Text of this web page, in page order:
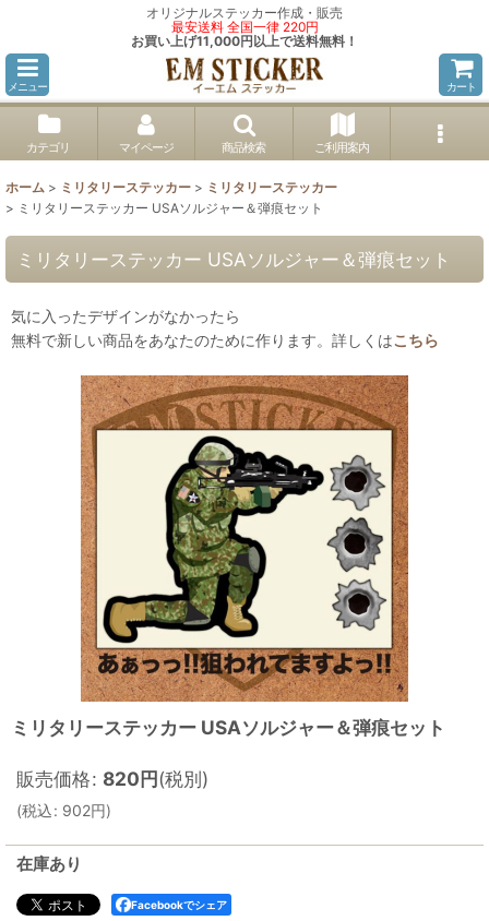
オリジナルステッカー作成・販売
最安送料 全国一律 220円
お買い上げ11,000円以上で送料無料！
メニュー カート
カテゴリ マイページ 商品検索 ご利用案内
ホーム > ミリタリーステッカー > ミリタリーステッカー
> ミリタリーステッカー USAソルジャー＆弾痕セット
ミリタリーステッカー USAソルジャー＆弾痕セット
気に入ったデザインがなかったら
無料で新しい商品をあなたのために作ります。詳しくはこちら
ミリタリーステッカー USAソルジャー＆弾痕セット
販売価格: 820円(税別)
(税込: 902円)
在庫あり
Facebookでシェア